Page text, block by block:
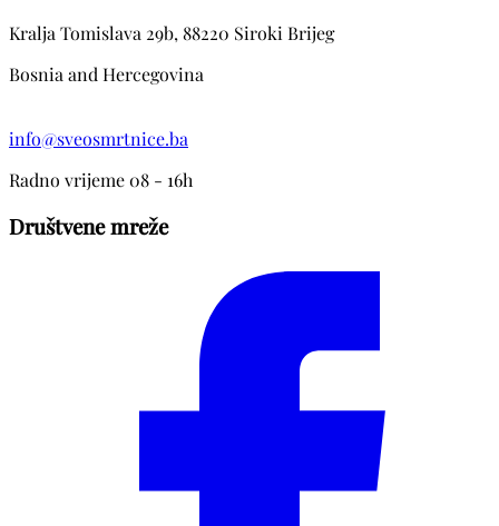
Kralja Tomislava 29b, 88220 Siroki Brijeg
Bosnia and Hercegovina
info@sveosmrtnice.ba
Radno vrijeme 08 - 16h
Društvene mreže